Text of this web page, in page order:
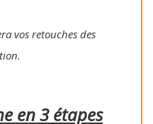
vos retouches des
en 3 étapes